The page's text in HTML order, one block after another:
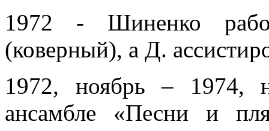
1972 - Шиненко
(коверный), а Д.
1972, ноябрь – 1974,
ансамбле «Песни и